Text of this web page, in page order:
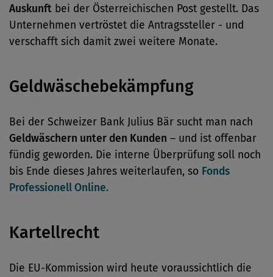
Auskunft bei der Österreichischen Post gestellt. Das
Unternehmen vertröstet die Antragssteller - und
verschafft sich damit zwei weitere Monate.
Geldwäschebekämpfung
Bei der Schweizer Bank Julius Bär sucht man nach
Geldwäschern unter den Kunden – und ist offenbar
fündig geworden. Die interne Überprüfung soll noch
bis Ende dieses Jahres weiterlaufen, so Fonds
Professionell Online.
Kartellrecht
Die EU-Kommission wird heute voraussichtlich die